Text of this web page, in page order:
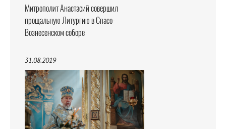
Митрополит Анастасий совершил
прощальную Литургию в Спасо-
Вознесенском соборе
31.08.2019